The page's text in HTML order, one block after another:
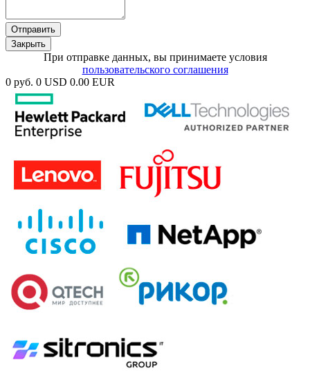
Отправить
Закрыть
При отправке данных, вы принимаете условия
пользовательского соглашения
0 руб. 0 USD 0.00 EUR